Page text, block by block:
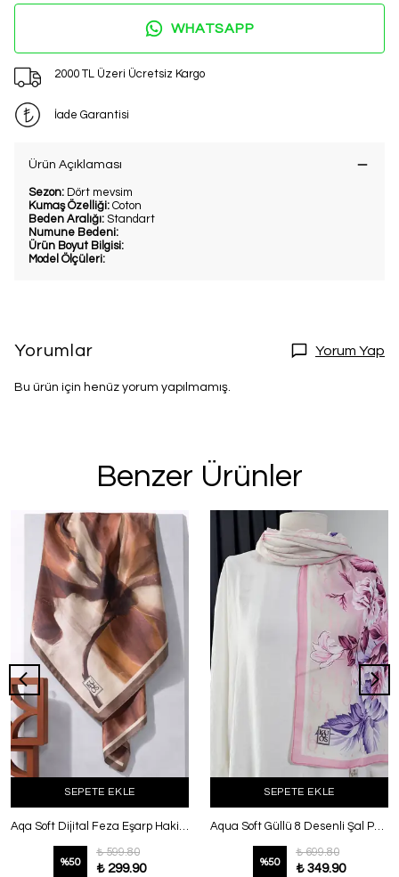
WHATSAPP
2000 TL Üzeri Ücretsiz Kargo
İade Garantisi
Ürün Açıklaması
Sezon: Dört mevsim
Kumaş Özelliği: Coton
Beden Aralığı: Standart
Numune Bedeni:
Ürün Boyut Bilgisi:
Model Ölçüleri:
Yorumlar Yorum Yap
Bu ürün için henüz yorum yapılmamış.
Benzer Ürünler
SEPETE EKLE
Aqa Soft Dijital Feza Eşarp Haki Bej
%50
₺ 599.80
₺ 299.90
SEPETE EKLE
Aqua Soft Güllü 8 Desenli Şal Pembe
%50
₺ 699.80
₺ 349.90